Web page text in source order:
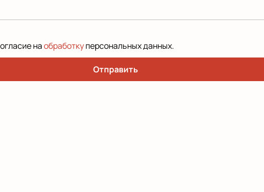
наобработкуперсональных данных.
Отправить